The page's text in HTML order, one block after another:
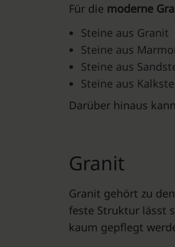
Für die moderne
Steine aus Granit
Steine aus
Steine aus
Steine aus
Darüber hinaus
Granit
Granit gehört zu
feste Struktur lässt
kaum gepflegt